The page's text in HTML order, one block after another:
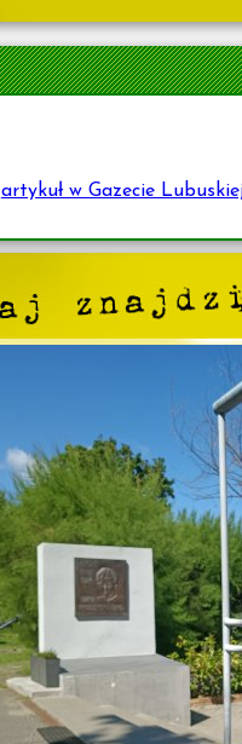
artykuł w Gazecie